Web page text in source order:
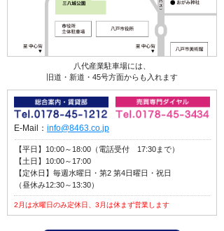
八代産業駐車場には、
旧道・新道・45号方面からも入れます
E-Mail： info@8463.co.jp
【平日】10:00～18:00（電話受付 17:30まで）
【土日】10:00～17:00
【定休日】毎週水曜日・第2 第4日曜日・祝日
（昼休み12:30～13:30）
2月は水曜日のみ定休日、3月は休まず営業します